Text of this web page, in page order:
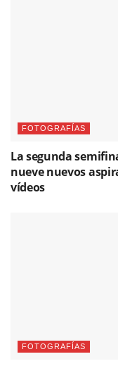
FOTOGRAFÍAS
La segunda
nueve nuevos
vídeos
FOTOGRAFÍAS